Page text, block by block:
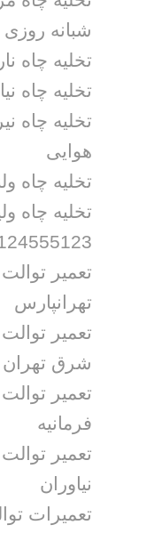
شبانه روزی
تخلیه چاه
تخلیه چاه
تخلیه چاه
هوایی
تخلیه چاه
تخلیه چاه
تعمیر
تهرانپارس
تعمیر
شرق تهران
تعمیر
فرمانیه
تعمیر
نیاوران
تعمیرات